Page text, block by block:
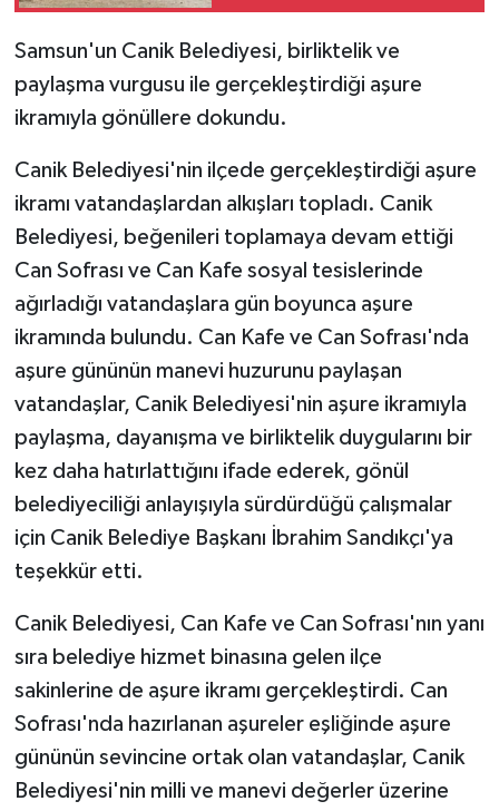
Samsun'un Canik Belediyesi, birliktelik ve
paylaşma vurgusu ile gerçekleştirdiği aşure
ikramıyla gönüllere dokundu.
Canik Belediyesi'nin ilçede gerçekleştirdiği aşure
ikramı vatandaşlardan alkışları topladı. Canik
Belediyesi, beğenileri toplamaya devam ettiği
Can Sofrası ve Can Kafe sosyal tesislerinde
ağırladığı vatandaşlara gün boyunca aşure
ikramında bulundu. Can Kafe ve Can Sofrası'nda
aşure gününün manevi huzurunu paylaşan
vatandaşlar, Canik Belediyesi'nin aşure ikramıyla
paylaşma, dayanışma ve birliktelik duygularını bir
kez daha hatırlattığını ifade ederek, gönül
belediyeciliği anlayışıyla sürdürdüğü çalışmalar
için Canik Belediye Başkanı İbrahim Sandıkçı'ya
teşekkür etti.
Canik Belediyesi, Can Kafe ve Can Sofrası'nın yanı
sıra belediye hizmet binasına gelen ilçe
sakinlerine de aşure ikramı gerçekleştirdi. Can
Sofrası'nda hazırlanan aşureler eşliğinde aşure
gününün sevincine ortak olan vatandaşlar, Canik
Belediyesi'nin milli ve manevi değerler üzerine